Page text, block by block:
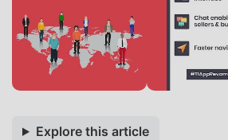
Explore this article